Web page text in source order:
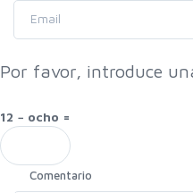
Por favor, introduce
12 − ocho =
Comentario